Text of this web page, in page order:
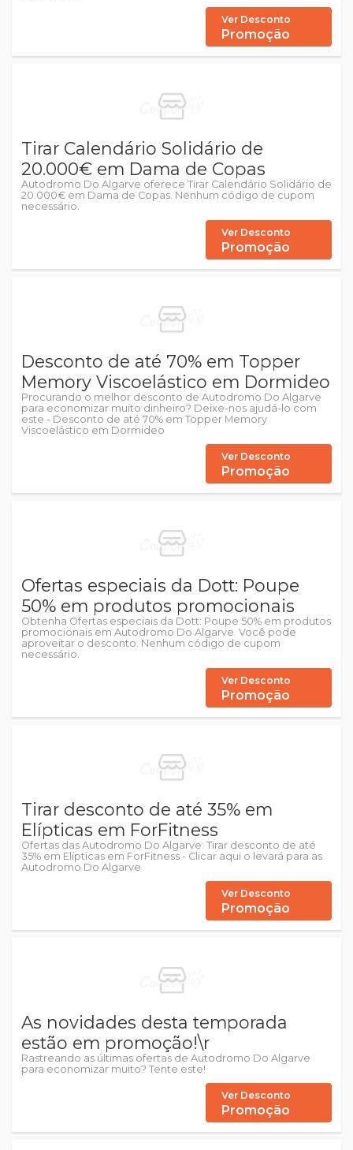
Ver Desconto
Promoção
Tirar Calendário Solidário de
20.000€ em Dama de Copas
Autodromo Do Algarve oferece Tirar Calendário Solidário de
20.000€ em Dama de Copas. Nenhum código de cupom
necessário.
Ver Desconto
Promoção
Desconto de até 70% em Topper
Memory Viscoelástico em Dormideo
Procurando o melhor desconto de Autodromo Do Algarve
para economizar muito dinheiro? Deixe-nos ajudá-lo com
este - Desconto de até 70% em Topper Memory
Viscoelástico em Dormideo
Ver Desconto
Promoção
Ofertas especiais da Dott: Poupe
50% em produtos promocionais
Obtenha Ofertas especiais da Dott: Poupe 50% em produtos
promocionais em Autodromo Do Algarve. Você pode
aproveitar o desconto. Nenhum código de cupom
necessário.
Ver Desconto
Promoção
Tirar desconto de até 35% em
Elípticas em ForFitness
Ofertas das Autodromo Do Algarve: Tirar desconto de até
35% em Elípticas em ForFitness - Clicar aqui o levará para as
Autodromo Do Algarve
Ver Desconto
Promoção
As novidades desta temporada
estão em promoção!\r
Rastreando as últimas ofertas de Autodromo Do Algarve
para economizar muito? Tente este!
Ver Desconto
Promoção